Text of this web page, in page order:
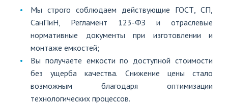
Мы строго соблюдаем действующие ГОСТ, СП,
СанПиН, Регламент 123-ФЗ и отраслевые
нормативные документы при изготовлении и
монтаже емкостей;
Вы получаете емкости по доступной стоимости
без ущерба качества. Снижение цены стало
возможным благодаря оптимизации
технологических процессов.